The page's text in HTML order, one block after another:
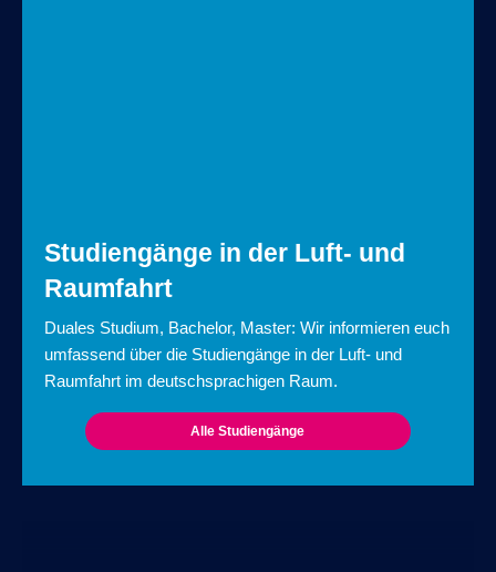
Studiengänge in der Luft- und
Raumfahrt
Duales Studium, Bachelor, Master: Wir informieren euch
umfassend über die Studiengänge in der Luft- und
Raumfahrt im deutschsprachigen Raum.
Alle Studiengänge